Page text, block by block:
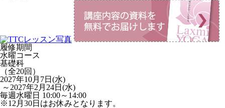
履修期間
水曜コース
基礎科
（全20回）
2027年10月7日(水)
～2027年2月24日(水)
毎週水曜日 10:00～14:00
※12月30日はお休みとなります。